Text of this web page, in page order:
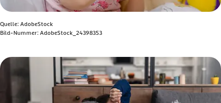
Quelle: AdobeStock
Bild-Nummer: AdobeStock_24398353